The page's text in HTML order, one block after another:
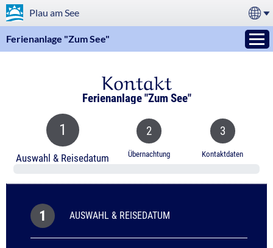
Plau am See
Ferienanlage "Zum See"
Kontakt
Ferienanlage "Zum See"
1
Auswahl & Reisedatum
2
Übernachtung
3
Kontaktdaten
1 AUSWAHL & REISEDATUM